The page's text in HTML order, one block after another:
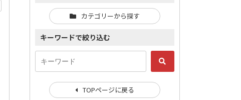
カテゴリーから探す
キーワードで絞り込む
TOPページに戻る